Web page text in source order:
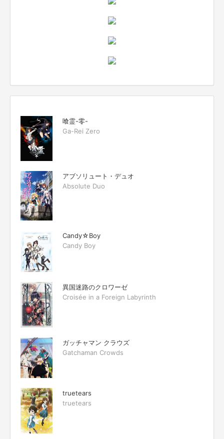
喰霊-零-
Ga-Rei Zero
アブソリュート・デュオ
Absolute Duo
Candy☆Boy
Candy Boy
異国迷路のクロワーゼ
Croisée in a Foreign Labyrinth
ガッチャマン クラウズ
Gatchaman Crowds
truetears
truetears